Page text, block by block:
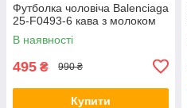
Футболка чоловіча Balenciaga
25-F0493-6 кава з молоком
В наявності
495 ₴ 990 ₴
Купити